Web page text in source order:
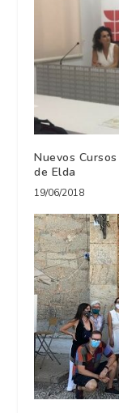
Nuevos
de Elda
19/06/2018